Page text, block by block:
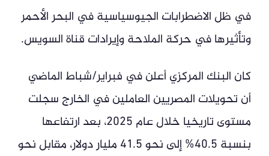
في ظل الاضطرابات الجيوسياسية في البحر الأحمر
وتأثيرها في حركة الملاحة وإيرادات قناة السويس.
كان البنك المركزي أعلن في فبراير/شباط الماضي
أن تحويلات المصريين العاملين في الخارج سجلت
مستوى تاريخيا خلال عام 2025، بعد ارتفاعها
بنسبة 40.5% إلى نحو 41.5 مليار دولار، مقابل نحو